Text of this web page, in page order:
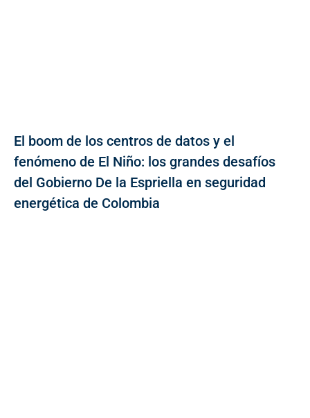
El boom de los centros de datos y el
fenómeno de El Niño: los grandes desafíos
del Gobierno De la Espriella en seguridad
energética de Colombia